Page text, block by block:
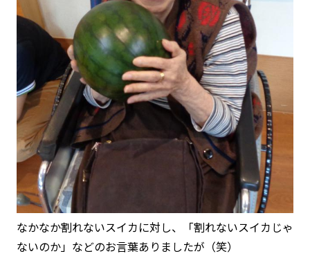
なかなか割れないスイカに対し、「割れないスイカじゃ
ないのか」などのお言葉ありましたが（笑）